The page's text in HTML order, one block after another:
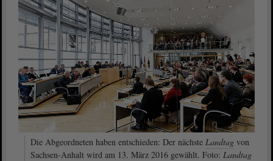
Die Abgeordneten haben entschieden: Der nächste Landtag von
Sachsen-Anhalt wird am 13. März 2016 gewählt. Foto: Landtag